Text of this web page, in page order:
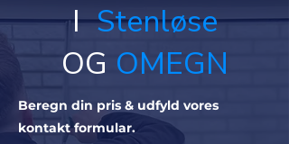
IStenløse
OG OMEGN
Beregn din pris & udfyld vores
kontakt formular.